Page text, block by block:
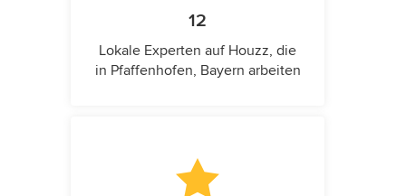
12
Lokale Experten auf Houzz, die
in Pfaffenhofen, Bayern arbeiten